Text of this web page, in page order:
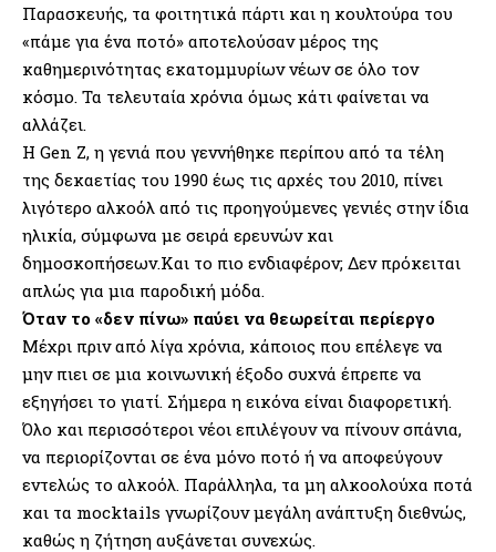
Παρασκευής, τα φοιτητικά πάρτι και η κουλτούρα του
«πάμε για ένα ποτό» αποτελούσαν μέρος της
καθημερινότητας εκατομμυρίων νέων σε όλο τον
κόσμο. Τα τελευταία χρόνια όμως κάτι φαίνεται να
αλλάζει.
Η Gen Z, η γενιά που γεννήθηκε περίπου από τα τέλη
της δεκαετίας του 1990 έως τις αρχές του 2010, πίνει
λιγότερο αλκοόλ από τις προηγούμενες γενιές στην ίδια
ηλικία, σύμφωνα με σειρά ερευνών και
δημοσκοπήσεων.Και το πιο ενδιαφέρον; Δεν πρόκειται
απλώς για μια παροδική μόδα.
Όταν το «δεν πίνω» παύει να θεωρείται περίεργο
Μέχρι πριν από λίγα χρόνια, κάποιος που επέλεγε να
μην πιει σε μια κοινωνική έξοδο συχνά έπρεπε να
εξηγήσει το γιατί. Σήμερα η εικόνα είναι διαφορετική.
Όλο και περισσότεροι νέοι επιλέγουν να πίνουν σπάνια,
να περιορίζονται σε ένα μόνο ποτό ή να αποφεύγουν
εντελώς το αλκοόλ. Παράλληλα, τα μη αλκοολούχα ποτά
και τα mocktails γνωρίζουν μεγάλη ανάπτυξη διεθνώς,
καθώς η ζήτηση αυξάνεται συνεχώς.